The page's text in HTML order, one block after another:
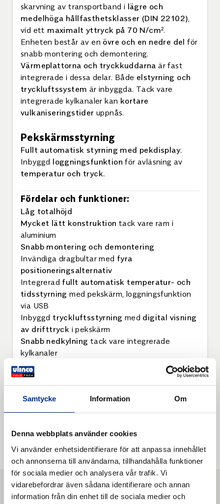
Samtycke Information Om
Denna webbplats använder cookies
Vi använder enhetsidentifierare för att anpassa innehållet
och annonserna till användarna, tillhandahålla funktioner
för sociala medier och analysera vår trafik. Vi
vidarebefordrar även sådana identifierare och annan
information från din enhet till de sociala medier och
skarvning av transportband i lägre och
medelhöga hållfasthetsklasser (DIN 22102)
vid ett maximalt yttryck på 70 N/cm².
Enheten består av en övre och en nedre del för
snabb montering och demontering.
Värmeplattorna och tryckkuddarna är fast
integrerade i dessa delar. Både elstyrning och
tryckluftssystem är inbyggda. Tack vare
integrerade kylkanaler kan kortare
vulkaniseringstider uppnås.
Pekskärmsstyrning
Fullt automatisk styrning med pekdisplay.
Inbyggd loggningsfunktion för avläsning av
temperatur och tryck.
Fördelar och funktioner:
Låg totalhöjd
Mycket lätt konstruktion tack vare ram i
aluminium
Snabb montering och demontering
Invändiga dragbultar med fyra
positioneringsalternativ
Integrerad fullt automatisk temperatur- och
tidsstyrning med pekskärm, loggningsfunktion
via USB
Inbyggd tryckluftsstyrning med digital visning
av drifttryck i pekskärm
Snabb nedkylning tack vare integrerade
kylkanaler
Robust tryckkudde förstärkt med aramidfiber
Lätt att bygga ut
, då inga sidomonterade
tillbehör krävs
Se dimensionerna under
Liknande produkter